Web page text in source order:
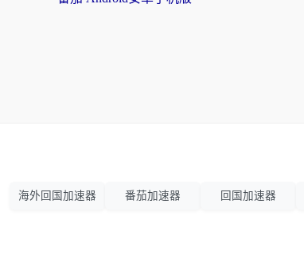
海外回国加速器 番茄加速器 回国加速器